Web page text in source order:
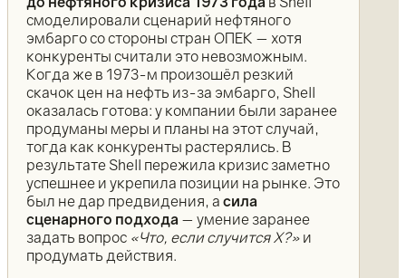
смоделировали сценарий нефтяного
эмбарго со стороны стран ОПЕК — хотя
конкуренты считали это невозможным.
Когда же в 1973-м произошёл резкий
скачок цен на нефть из-за эмбарго, Shell
оказалась готова: у компании были заранее
продуманы меры и планы на этот случай,
тогда как конкуренты растерялись. В
результате Shell пережила кризис заметно
успешнее и укрепила позиции на рынке. Это
был не дар предвидения, а сила
сценарного подхода — умение заранее
задать вопрос «Что, если случится X?» и
продумать действия.